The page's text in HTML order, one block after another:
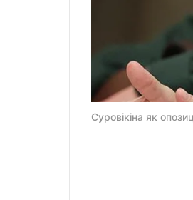
Суровікіна як